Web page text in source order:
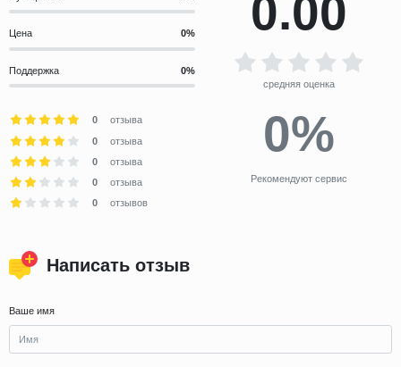
Цена
Поддержка
0.00
средняя оценка
0
отзыва
0
отзыва
0
отзыва
0
отзыва
0
отзывов
0%
Рекомендуют сервис
Написать отзыв
Ваше имя